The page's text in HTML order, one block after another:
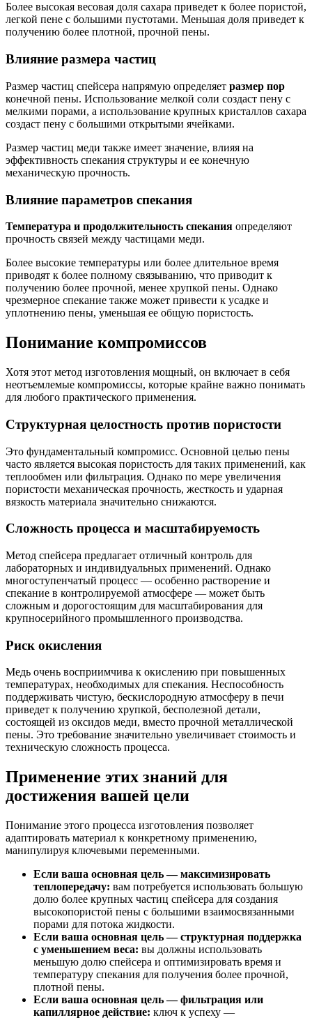
Более высокая весовая доля сахара приведет к более пористой,
легкой пене с большими пустотами. Меньшая доля приведет к
получению более плотной, прочной пены.
Влияние размера частиц
Размер частиц спейсера напрямую определяет размер пор
конечной пены. Использование мелкой соли создаст пену с
мелкими порами, а использование крупных кристаллов сахара
создаст пену с большими открытыми ячейками.
Размер частиц меди также имеет значение, влияя на
эффективность спекания структуры и ее конечную
механическую прочность.
Влияние параметров спекания
Температура и продолжительность спекания определяют
прочность связей между частицами меди.
Более высокие температуры или более длительное время
приводят к более полному связыванию, что приводит к
получению более прочной, менее хрупкой пены. Однако
чрезмерное спекание также может привести к усадке и
уплотнению пены, уменьшая ее общую пористость.
Понимание компромиссов
Хотя этот метод изготовления мощный, он включает в себя
неотъемлемые компромиссы, которые крайне важно понимать
для любого практического применения.
Структурная целостность против пористости
Это фундаментальный компромисс. Основной целью пены
часто является высокая пористость для таких применений, как
теплообмен или фильтрация. Однако по мере увеличения
пористости механическая прочность, жесткость и ударная
вязкость материала значительно снижаются.
Сложность процесса и масштабируемость
Метод спейсера предлагает отличный контроль для
лабораторных и индивидуальных применений. Однако
многоступенчатый процесс — особенно растворение и
спекание в контролируемой атмосфере — может быть
сложным и дорогостоящим для масштабирования для
крупносерийного промышленного производства.
Риск окисления
Медь очень восприимчива к окислению при повышенных
температурах, необходимых для спекания. Неспособность
поддерживать чистую, бескислородную атмосферу в печи
приведет к получению хрупкой, бесполезной детали,
состоящей из оксидов меди, вместо прочной металлической
пены. Это требование значительно увеличивает стоимость и
техническую сложность процесса.
Применение этих знаний для
достижения вашей цели
Понимание этого процесса изготовления позволяет
адаптировать материал к конкретному применению,
манипулируя ключевыми переменными.
Если ваша основная цель — максимизировать
теплопередачу: вам потребуется использовать большую
долю более крупных частиц спейсера для создания
высокопористой пены с большими взаимосвязанными
порами для потока жидкости.
Если ваша основная цель — структурная поддержка
с уменьшением веса: вы должны использовать
меньшую долю спейсера и оптимизировать время и
температуру спекания для получения более прочной,
плотной пены.
Если ваша основная цель — фильтрация или
капиллярное действие: ключ к успеху —